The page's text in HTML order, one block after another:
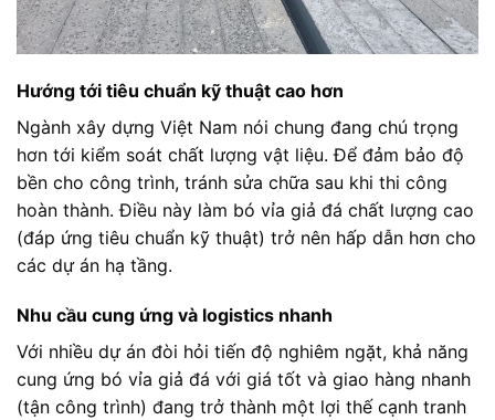
Hướng tới tiêu chuẩn kỹ thuật cao hơn
Ngành xây dựng Việt Nam nói chung đang chú trọng
hơn tới kiểm soát chất lượng vật liệu. Để đảm bảo độ
bền cho công trình, tránh sửa chữa sau khi thi công
hoàn thành. Điều này làm bó vỉa giả đá chất lượng cao
(đáp ứng tiêu chuẩn kỹ thuật) trở nên hấp dẫn hơn cho
các dự án hạ tầng.
Nhu cầu cung ứng và logistics nhanh
Với nhiều dự án đòi hỏi tiến độ nghiêm ngặt, khả năng
cung ứng bó vỉa giả đá với giá tốt và giao hàng nhanh
(tận công trình) đang trở thành một lợi thế cạnh tranh